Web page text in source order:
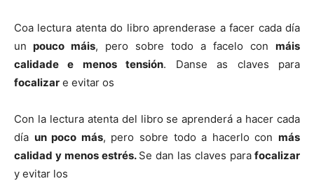
Coa lectura atenta do libro aprenderase a facer cada día
un pouco máis, pero sobre todo a facelo con máis
calidade e menos tensión. Danse as claves para
focalizar e evitar os
Con la lectura atenta del libro se aprenderá a hacer cada
día un poco más, pero sobre todo a hacerlo conmás
calidad y menos estrés. Se dan las claves para focalizar
y evitar los